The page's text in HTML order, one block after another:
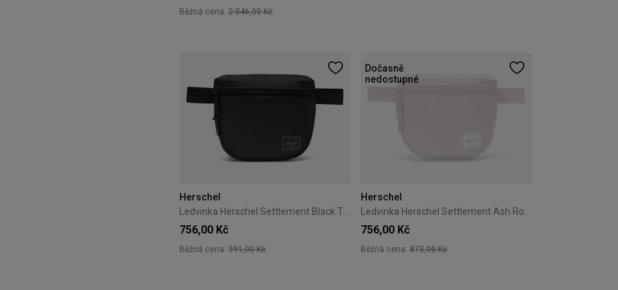
Běžná cena: 2 046,00 Kč
Herschel
756,00 Kč
Běžná cena: 991,00 Kč
Dočasně
nedostupné
Herschel
756,00 Kč
Běžná cena:873,00 Kč